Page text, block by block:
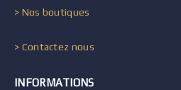
> Nos boutiques
> Contactez nous
INFORMATIONS